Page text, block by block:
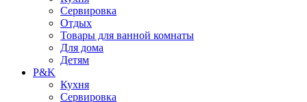
Сервировка
Отдых
Товары для ванной комнаты
Для дома
Детям
P&K
Кухня
Сервировка